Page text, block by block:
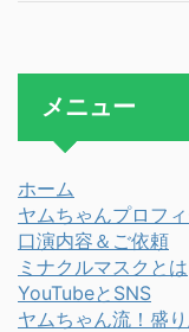
メニュー
ホーム
ヤムちゃんプロフ
口演内容＆ご依頼
ミナクルマスクとは
YouTubeとSNS
ヤムちゃん流！盛